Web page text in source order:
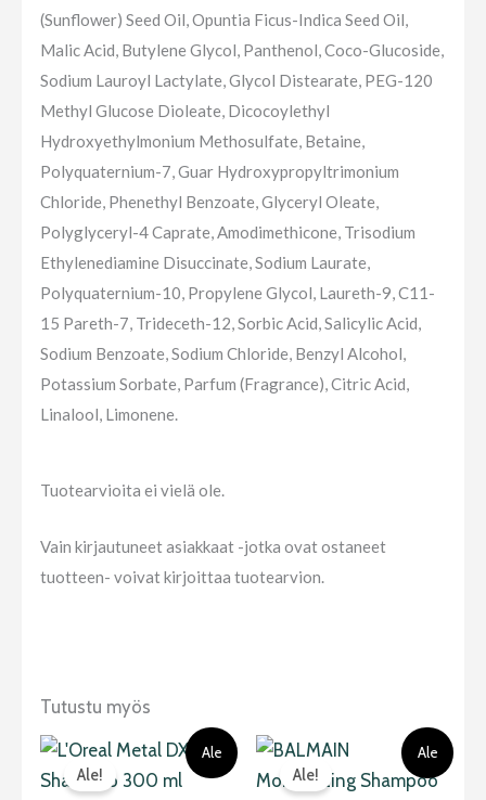
(Sunflower) Seed Oil, Opuntia Ficus-Indica Seed Oil,
Malic Acid, Butylene Glycol, Panthenol, Coco-Glucoside,
Sodium Lauroyl Lactylate, Glycol Distearate, PEG-120
Methyl Glucose Dioleate, Dicocoylethyl
Hydroxyethylmonium Methosulfate, Betaine,
Polyquaternium-7, Guar Hydroxypropyltrimonium
Chloride, Phenethyl Benzoate, Glyceryl Oleate,
Polyglyceryl-4 Caprate, Amodimethicone, Trisodium
Ethylenediamine Disuccinate, Sodium Laurate,
Polyquaternium-10, Propylene Glycol, Laureth-9, C11-
15 Pareth-7, Trideceth-12, Sorbic Acid, Salicylic Acid,
Sodium Benzoate, Sodium Chloride, Benzyl Alcohol,
Potassium Sorbate, Parfum (Fragrance), Citric Acid,
Linalool, Limonene.
Tuotearvioita ei vielä ole.
Vain kirjautuneet asiakkaat -jotka ovat ostaneet
tuotteen- voivat kirjoittaa tuotearvion.
Tutustu myös
Ale
Ale!
Alkuperäinen
hinta
oli:
29,00 €.
Nykyinen
hinta
on:
24,60 €.
Ale
Ale!
Alkuperäinen
hinta
oli:
13,00 €.
Nykyinen
hinta
on:
6,50 €.